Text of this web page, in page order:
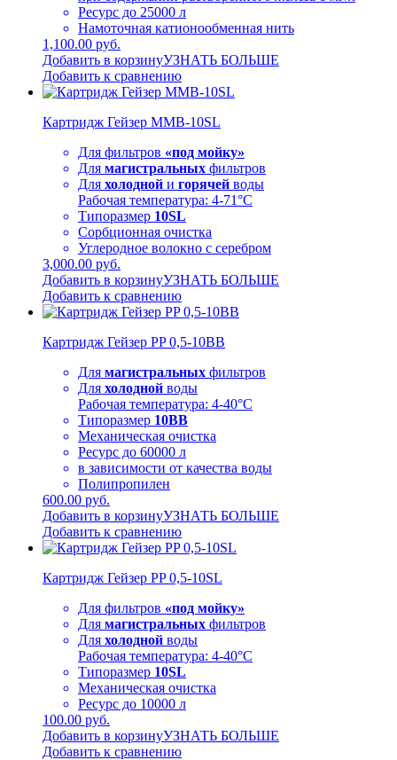
Ресурс до 25000 л
Намоточная катионообменная нить
1,100.00 руб.
Добавить в корзинуУЗНАТЬ БОЛЬШЕ
Добавить к сравнению
Картридж Гейзер MMB-10SL
Для фильтров «под мойку»
Для магистральных фильтров
Для холодной и горячей воды
Рабочая температура: 4-71°C
Типоразмер 10SL
Сорбционная очистка
Углеродное волокно с серебром
3,000.00 руб.
Добавить в корзинуУЗНАТЬ БОЛЬШЕ
Добавить к сравнению
Картридж Гейзер PP 0,5-10BB
Для магистральных фильтров
Для холодной воды
Рабочая температура: 4-40°C
Типоразмер 10BB
Механическая очистка
Ресурс до 60000 л
в зависимости от качества воды
Полипропилен
600.00 руб.
Добавить в корзинуУЗНАТЬ БОЛЬШЕ
Добавить к сравнению
Картридж Гейзер PP 0,5-10SL
Для фильтров «под мойку»
Для магистральных фильтров
Для холодной воды
Рабочая температура: 4-40°C
Типоразмер 10SL
Механическая очистка
Ресурс до 10000 л
100.00 руб.
Добавить в корзинуУЗНАТЬ БОЛЬШЕ
Добавить к сравнению